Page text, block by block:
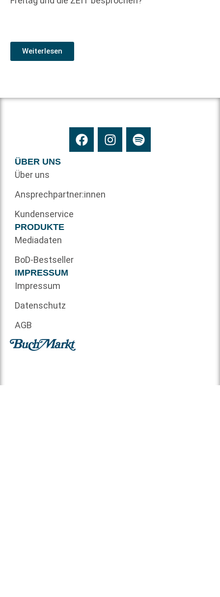
Weiterlesen
ÜBER UNS
Über uns
Ansprechpartner:innen
Kundenservice
PRODUKTE
Mediadaten
BoD-Bestseller
IMPRESSUM
Impressum
Datenschutz
AGB